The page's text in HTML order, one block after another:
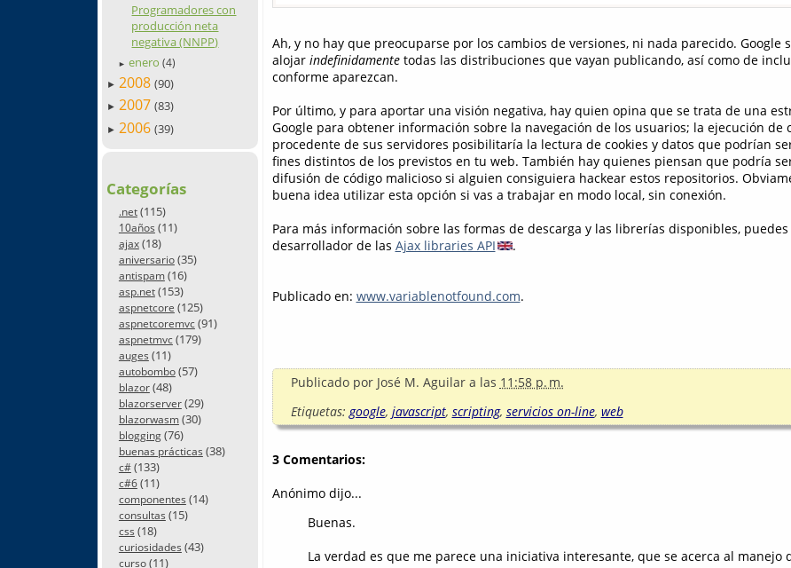
Programadores con
producción neta
negativa (NNPP)
► enero(4)
► 2008 (90)
► 2007 (83)
► 2006 (39)
Categorías
.net(115)
10años (11)
ajax(18)
aniversario(35)
antispam(16)
asp.net(153)
aspnetcore (125)
aspnetcoremvc(91)
aspnetmvc(179)
auges (11)
autobombo(57)
blazor(48)
blazorserver(29)
blazorwasm(30)
blogging(76)
buenas prácticas (38)
c#(133)
c#6(11)
componentes (14)
consultas (15)
css (18)
curiosidades (43)
curso(11)
Ah, y no hay que preocuparse por los cambios de versiones, ni nada parecido. Google
alojar indefinidamentetodas las distribuciones que vayan publicando, así como de
conforme aparezcan.
Por último, y para aportar una visión negativa, hay quien opina que se trata de una
Google para obtener información sobre la navegación de los usuarios; la ejecución de
procedente de sus servidores posibilitaría la lectura de cookies y datos que podrían
fines distintos de los previstos en tu web. También hay quienes piensan que podría
difusión de código malicioso si alguien consiguiera hackear estos repositorios.
buena idea utilizar esta opción si vas a trabajar en modo local, sin conexión.
Para más información sobre las formas de descarga y las librerías disponibles,
desarrollador de las Ajax libraries API .
Publicado en: www.variablenotfound.com.
Publicado por José M. Aguilar a las 11:58 p. m.
Etiquetas:google, javascript, scripting, servicios on-line, web
3 Comentarios:
Anónimo dijo...
Buenas.
La verdad es que me parece una iniciativa interesante, que se acerca al manejo